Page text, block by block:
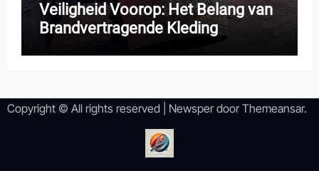
Veiligheid Voorop: Het Belang van
Brandvertragende Kleding
Copyright © All rights reserved NewsperdoorThemeansar.